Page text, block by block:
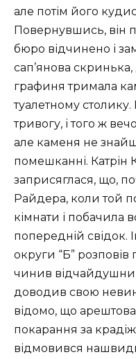
але потім його
Повернувшись, він
бюро відчинено і
сап’янова скринька,
графиня тримала
туалетному
тривогу, і того ж
але каменя не
помешканні. Катрін
заприсяглася, що,
Райдера, коли той
кімнати і побачила
попередній свідок.
округи “Б”
чинив
доводив свою
відомо, що
покарання за
відмовився